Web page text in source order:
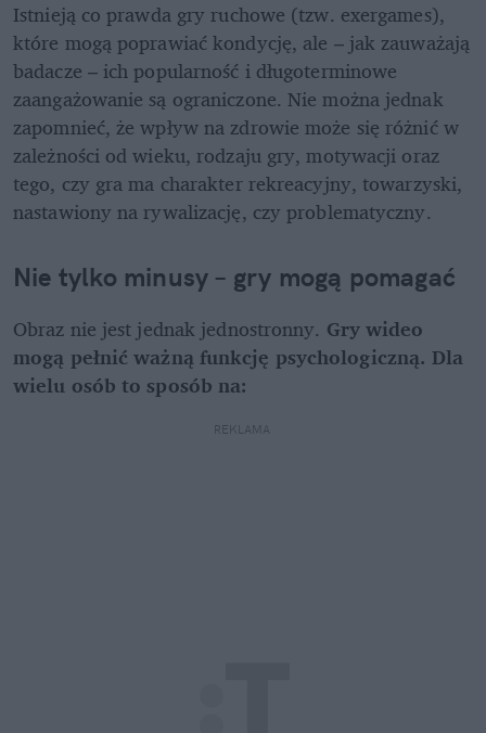
Istnieją co prawda gry ruchowe (tzw. exergames),
które mogą poprawiać kondycję, ale – jak zauważają
badacze – ich popularność i długoterminowe
zaangażowanie są ograniczone. Nie można jednak
zapomnieć, że wpływ na zdrowie może się różnić w
zależności od wieku, rodzaju gry, motywacji oraz
tego, czy gra ma charakter rekreacyjny, towarzyski,
nastawiony na rywalizację, czy problematyczny.
Nie tylko minusy – gry mogą pomagać
Obraz nie jest jednak jednostronny. Gry wideo
mogą pełnić ważną funkcję psychologiczną. Dla
wielu osób to sposób na:
REKLAMA